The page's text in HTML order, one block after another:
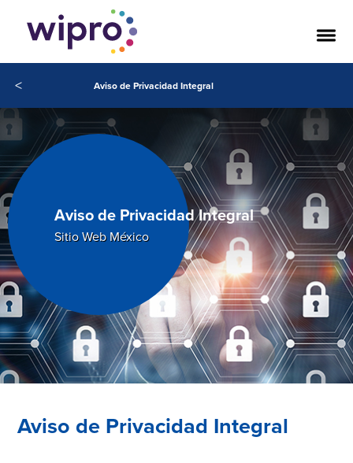
< Aviso de Privacidad Integral
Aviso de Privacidad Integral
Sitio Web México
Aviso de Privacidad Integral